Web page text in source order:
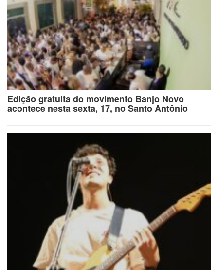
Edição gratuita do movimento Banjo Novo
acontece nesta sexta, 17, no Santo Antônio